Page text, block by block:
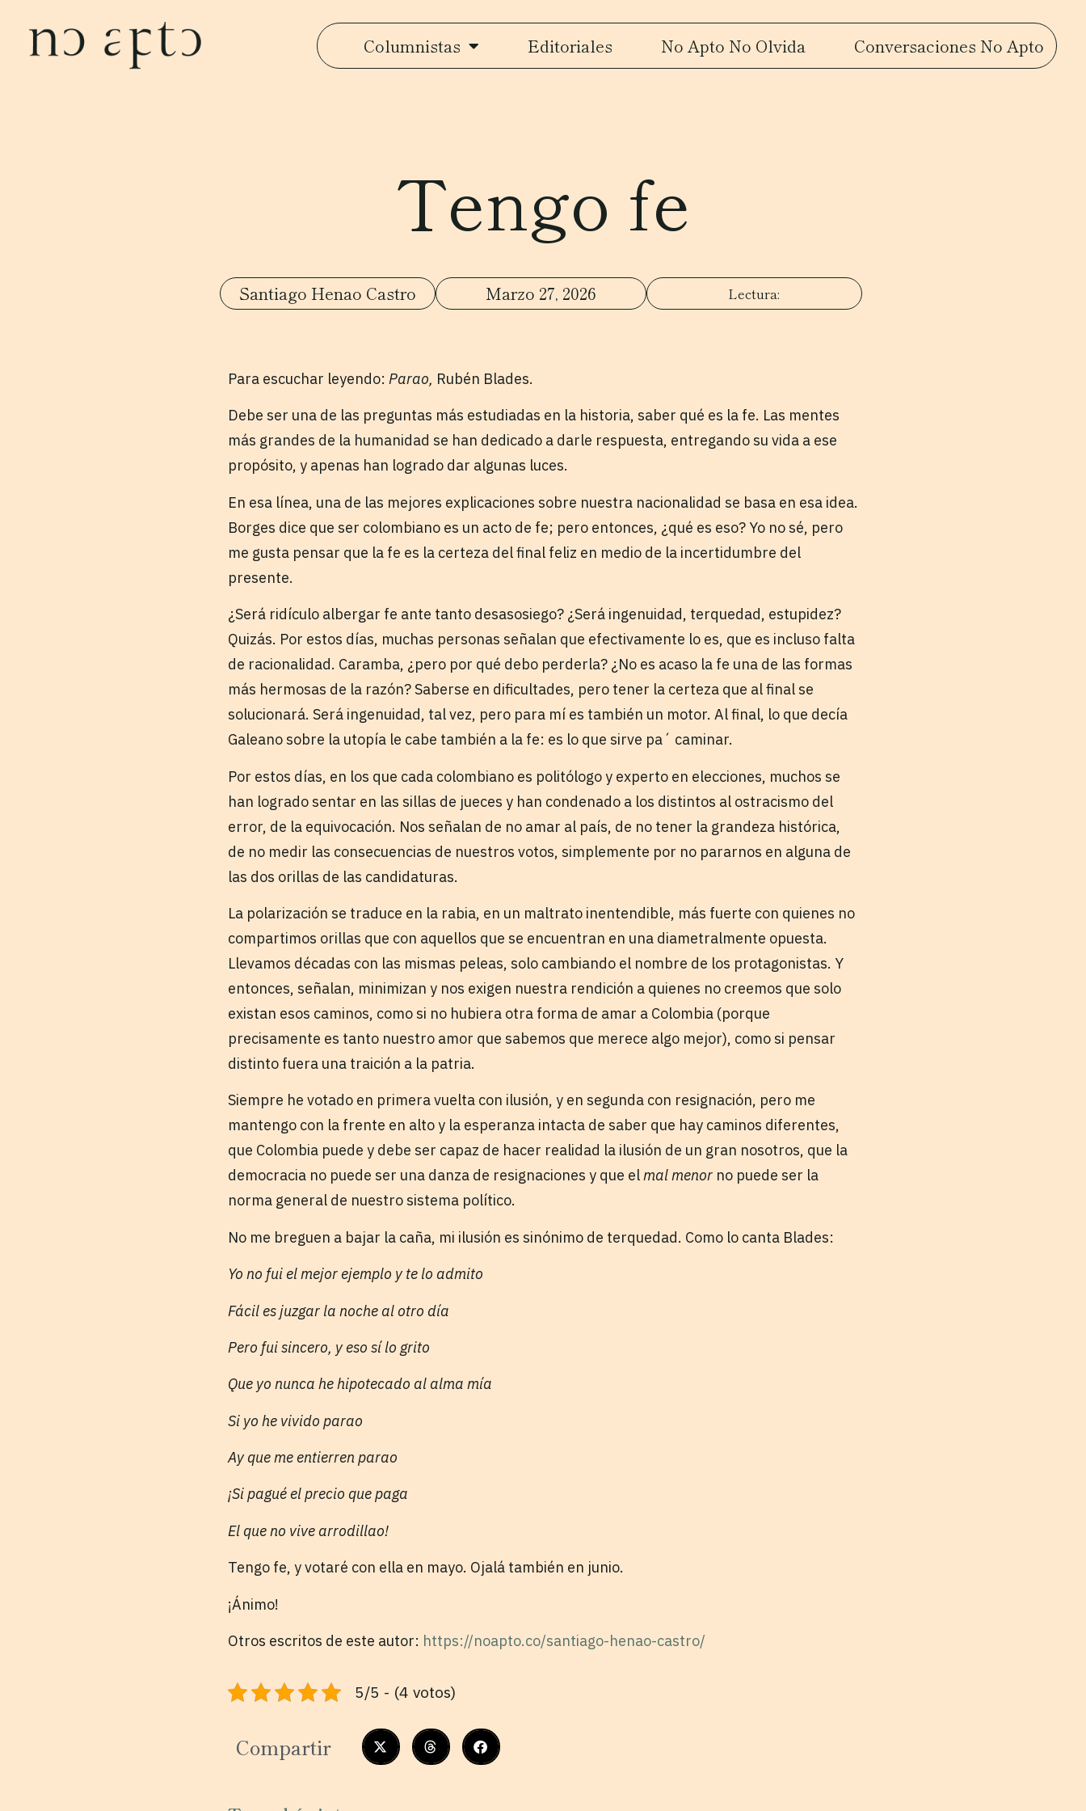
Columnistas Editoriales No Apto No Olvida Conversaciones No Apto
Tengo fe
Santiago Henao Castro Marzo 27, 2026
Para escuchar leyendo: Parao, Rubén Blades.
Debe ser una de las preguntas más estudiadas en la historia, saber qué es la fe. Las mentes
más grandes de la humanidad se han dedicado a darle respuesta, entregando su vida a ese
propósito, y apenas han logrado dar algunas luces.
En esa línea, una de las mejores explicaciones sobre nuestra nacionalidad se basa en esa idea.
Borges dice que ser colombiano es un acto de fe; pero entonces, ¿qué es eso? Yo no sé, pero
me gusta pensar que la fe es la certeza del final feliz en medio de la incertidumbre del
presente.
¿Será ridículo albergar fe ante tanto desasosiego? ¿Será ingenuidad, terquedad, estupidez?
Quizás. Por estos días, muchas personas señalan que efectivamente lo es, que es incluso falta
de racionalidad. Caramba, ¿pero por qué debo perderla? ¿No es acaso la fe una de las formas
más hermosas de la razón? Saberse en dificultades, pero tener la certeza que al final se
solucionará. Será ingenuidad, tal vez, pero para mí es también un motor. Al final, lo que decía
Galeano sobre la utopía le cabe también a la fe: es lo que sirve pa´ caminar.
Por estos días, en los que cada colombiano es politólogo y experto en elecciones, muchos se
han logrado sentar en las sillas de jueces y han condenado a los distintos al ostracismo del
error, de la equivocación. Nos señalan de no amar al país, de no tener la grandeza histórica,
de no medir las consecuencias de nuestros votos, simplemente por no pararnos en alguna de
las dos orillas de las candidaturas.
La polarización se traduce en la rabia, en un maltrato inentendible, más fuerte con quienes no
compartimos orillas que con aquellos que se encuentran en una diametralmente opuesta.
Llevamos décadas con las mismas peleas, solo cambiando el nombre de los protagonistas. Y
entonces, señalan, minimizan y nos exigen nuestra rendición a quienes no creemos que solo
existan esos caminos, como si no hubiera otra forma de amar a Colombia (porque
precisamente es tanto nuestro amor que sabemos que merece algo mejor), como si pensar
distinto fuera una traición a la patria.
Siempre he votado en primera vuelta con ilusión, y en segunda con resignación, pero me
mantengo con la frente en alto y la esperanza intacta de saber que hay caminos diferentes,
que Colombia puede y debe ser capaz de hacer realidad la ilusión de un gran nosotros, que la
democracia no puede ser una danza de resignaciones y que elmal menor no puede ser la
norma general de nuestro sistema político.
No me breguen a bajar la caña, mi ilusión es sinónimo de terquedad. Como lo canta Blades:
Yo no fui el mejor ejemplo y te lo admito
Fácil es juzgar la noche al otro día
Pero fui sincero, y eso sí lo grito
Que yo nunca he hipotecado al alma mía
Si yo he vivido parao
Ay que me entierren parao
¡Si pagué el precio que paga
El que no vive arrodillao!
Tengo fe, y votaré con ella en mayo. Ojalá también en junio.
¡Ánimo!
Otros escritos de este autor: https://noapto.co/santiago-henao-castro/
5/5 - (4 votos)
Compartir